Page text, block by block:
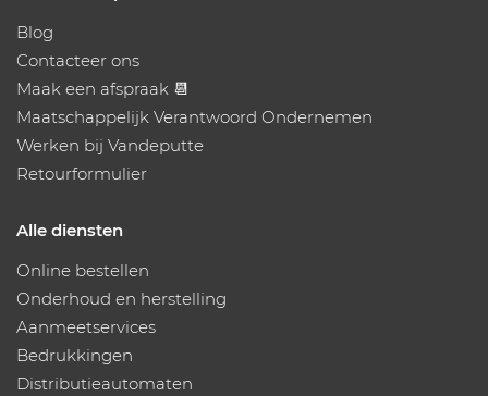
Blog
Contacteer ons
Maak een afspraak 📆
Maatschappelijk Verantwoord Ondernemen
Werken bij Vandeputte
Retourformulier
Alle diensten
Online bestellen
Onderhoud en herstelling
Aanmeetservices
Bedrukkingen
Distributieautomaten